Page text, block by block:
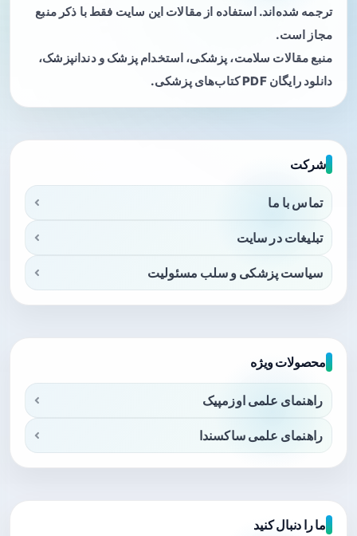
ترجمه شده‌اند. استفاده از مقالات این سایت فقط با ذکر منبع
مجاز است.
منبع مقالات سلامت، پزشکی، استخدام پزشک و دندانپزشک،
دانلود رایگان PDF کتاب‌های پزشکی.
شرکت
تماس با ما
تبلیغات در سایت
سیاست پزشکی و سلب مسئولیت
محصولات ویژه
راهنمای علمی اوزمپیک
راهنمای علمی ساکسندا
ما را دنبال کنید